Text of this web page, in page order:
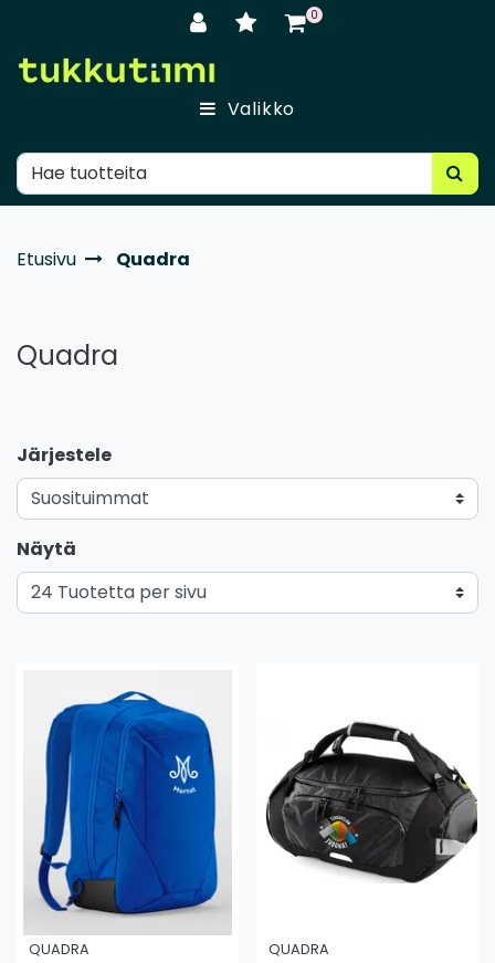
0
Valikko
Etusivu Quadra
Quadra
Järjestele
Näytä
QUADRA QUADRA